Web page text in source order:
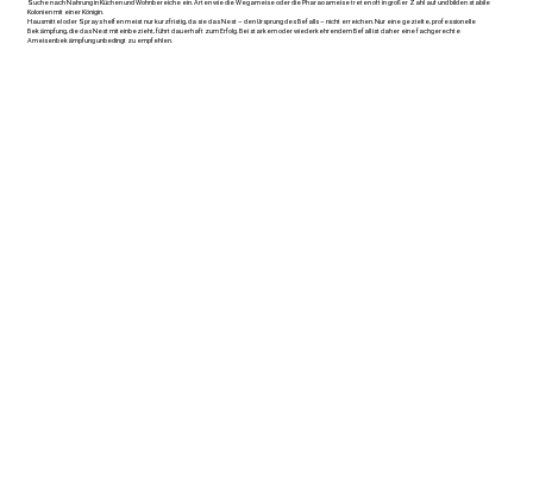
Suche nach Nahrung in Küchen und Wohnbereiche ein. Arten wie die Wegameise oder die Pharaoameise treten oft in großer Zahl auf und bilden stabile
Kolonien mit einer Königin.
Hausmittel oder Sprays helfen meist nur kurzfristig, da sie das Nest – den Ursprung des Befalls – nicht erreichen. Nur eine gezielte, professionelle
Bekämpfung, die das Nest miteinbezieht, führt dauerhaft zum Erfolg. Bei starkem oder wiederkehrendem Befall ist daher eine fachgerechte
Ameisenbekämpfung unbedingt zu empfehlen.